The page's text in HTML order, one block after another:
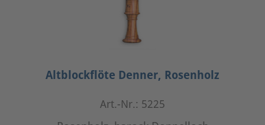
Altblockflöte Denner, Rosenholz
Art.-Nr.: 5225